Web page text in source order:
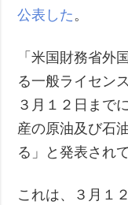
公表した 。
「米国財務省外
る一般ライセン
３月１２日まで
産の原油及び石
る」と発表され
これは、３月１